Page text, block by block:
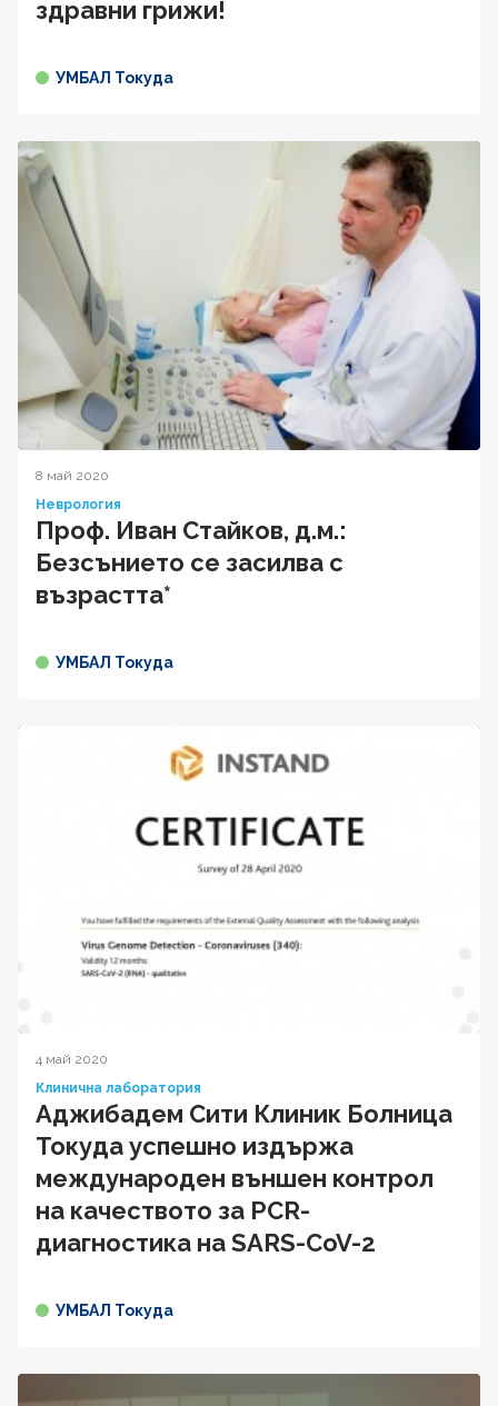
здравни грижи!
УМБАЛ Токуда
8 май 2020
Неврология
Проф. Иван Cтaйкoв, д.м.:
Безсънието се засилва с
възрастта*
УМБАЛ Токуда
4 май 2020
Клинична лаборатория
Аджибадем Сити Клиник Болница
Токуда успешно издържа
международен външен контрол
на качеството за PCR-
диагностика на SARS-CoV-2
УМБАЛ Токуда